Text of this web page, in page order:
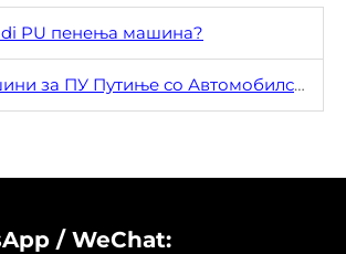
PU пенења машина?
со Автомобилска Квалитета: 20 Апликации од Зачинување на Батеријски Капаци до Зачинување на Врата
/ WeChat: